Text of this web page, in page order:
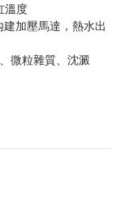
溫度
建加壓馬達，熱水出
微粒雜質、沈澱